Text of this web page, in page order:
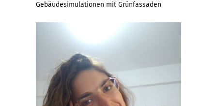
Gebäudesimulationen mit Grünfassaden